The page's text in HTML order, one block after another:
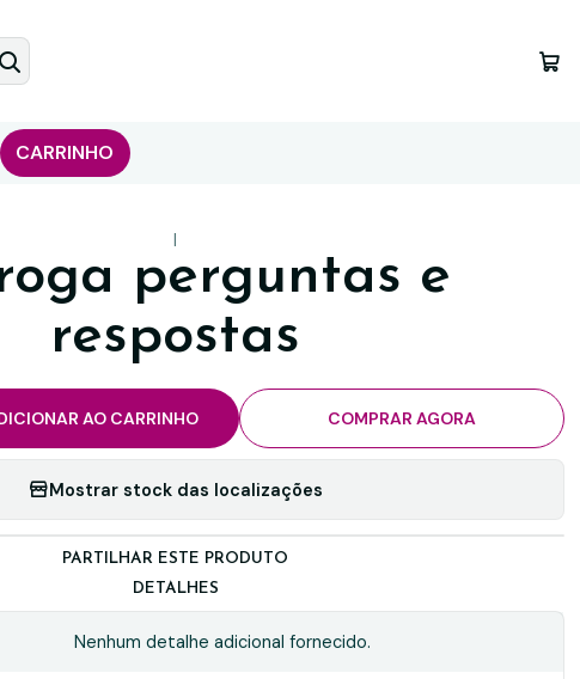
CARRINHO
|
perguntas e
respostas
AO CARRINHO COMPRAR AGORA
Mostrar stock das localizações
PARTILHAR ESTE PRODUTO
DETALHES
Nenhum detalhe adicional fornecido.